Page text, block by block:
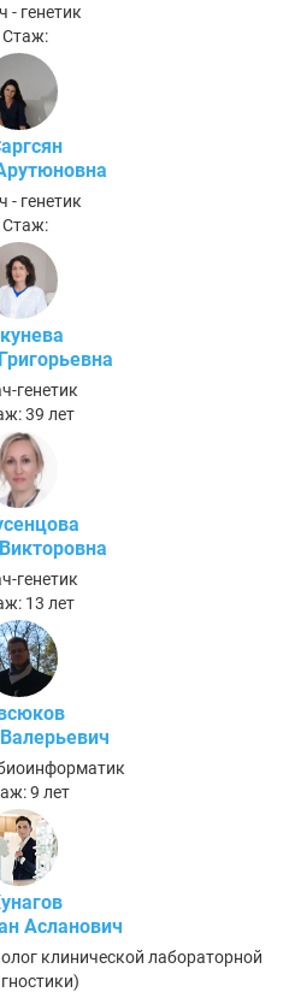
- генетик
Стаж:
- генетик
Стаж:
генетик
39 лет
генетик
13 лет
9 лет
Асланович
клинической лабораторной